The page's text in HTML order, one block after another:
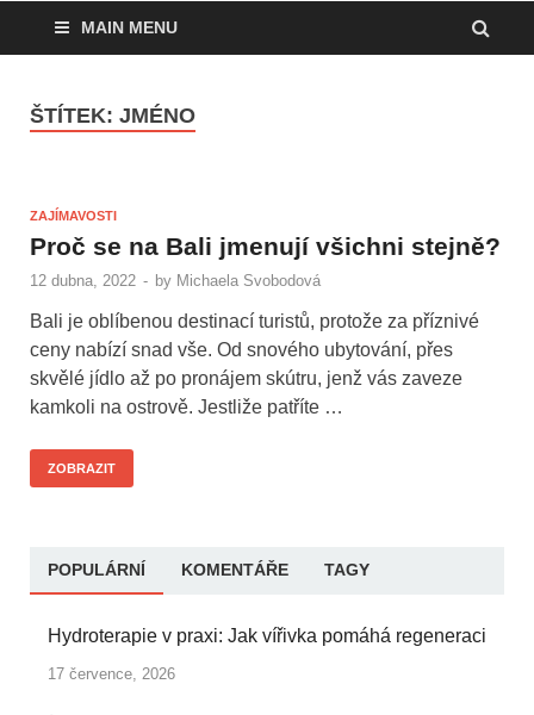
MAIN MENU
ŠTÍTEK: JMÉNO
ZAJÍMAVOSTI
Proč se na Bali jmenují všichni stejně?
12 dubna, 2022 - by Michaela Svobodová
Bali je oblíbenou destinací turistů, protože za příznivé
ceny nabízí snad vše. Od snového ubytování, přes
skvělé jídlo až po pronájem skútru, jenž vás zaveze
kamkoli na ostrově. Jestliže patříte …
ZOBRAZIT
POPULÁRNÍ KOMENTÁŘE TAGY
Hydroterapie v praxi: Jak vířivka pomáhá regeneraci
17 července, 2026